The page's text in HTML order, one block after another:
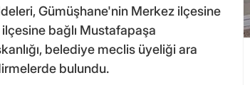
Gümüşhane'nin Merkez ilçesine
bağlı Mustafapaşa
belediye meclis üyeliği ara
bulundu.